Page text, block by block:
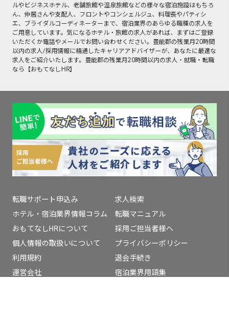
ルやビジネスホテル、老舗旅館や温泉旅館などの様々な宿泊施設はもちろ
ん、仲居さんや支配人、フロントやコンシェルジュ、料理長やパティシ
エ、ブライダルコーディネーターまで、宿泊業界のあらゆる職種の求人を
ご用意しています。気になるホテル・旅館の求人があれば、まずはご登録
いただくか電話やメールでお問い合わせください。豊能郡の残業月20時間
以内の求人/採用情報に精通したキャリアアドバイザーが、あなたに最適な
求人をご紹介いたします。豊能郡の残業月20時間以内の求人・就職・転職
なら【おもてなしHR】
転職サポート申込み
求人検索
ホテル・宿泊業界情報コラム
転職マニュアル
おもてなしHRについて
採用ご担当者様へ
個人情報の取扱いについて
プライバシーポリシー
利用規約
退会手続き
運営会社
宿泊業界用語集